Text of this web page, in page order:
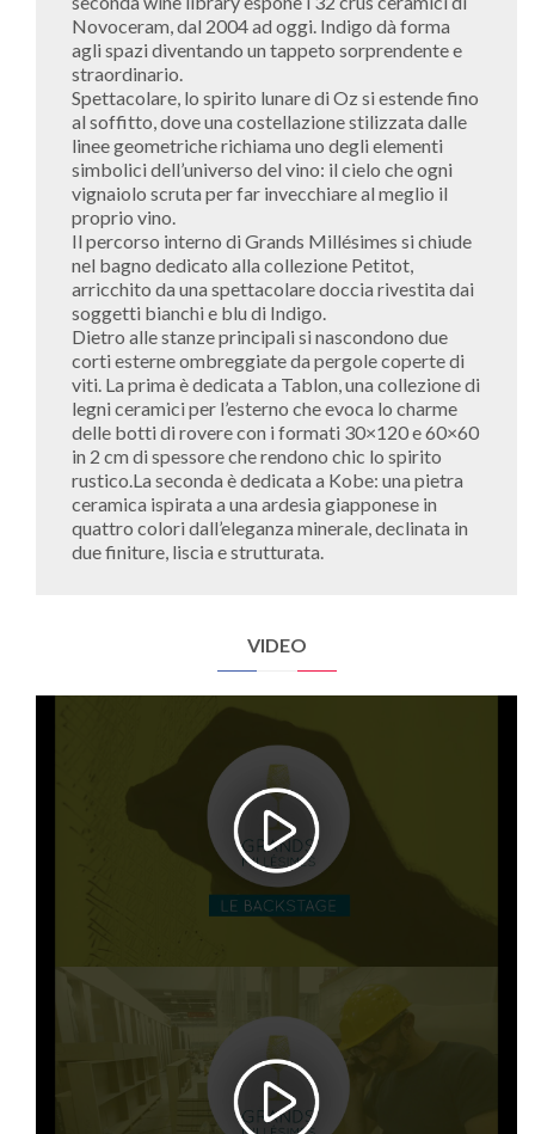
Novoceram, dal 2004 ad oggi. Indigo dà forma
agli spazi diventando un tappeto sorprendente e
straordinario.
Spettacolare, lo spirito lunare di Oz si estende fino
al soffitto, dove una costellazione stilizzata dalle
linee geometriche richiama uno degli elementi
simbolici dell’universo del vino: il cielo che ogni
vignaiolo scruta per far invecchiare al meglio il
proprio vino.
Il percorso interno di Grands Millésimes si chiude
nel bagno dedicato alla collezione Petitot,
arricchito da una spettacolare doccia rivestita dai
soggetti bianchi e blu di Indigo.
Dietro alle stanze principali si nascondono due
corti esterne ombreggiate da pergole coperte di
viti. La prima è dedicata a Tablon, una collezione di
legni ceramici per l’esterno che evoca lo charme
delle botti di rovere con i formati 30×120 e 60×60
in 2 cm di spessore che rendono chic lo spirito
rustico.La seconda è dedicata a Kobe: una pietra
ceramica ispirata a una ardesia giapponese in
quattro colori dall’eleganza minerale, declinata in
due finiture, liscia e strutturata.
VIDEO